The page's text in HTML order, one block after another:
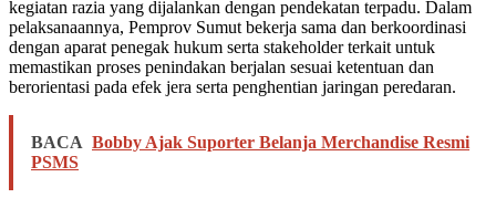
kegiatan razia yang dijalankan dengan pendekatan terpadu. Dalam
pelaksanaannya, Pemprov Sumut bekerja sama dan berkoordinasi
dengan aparat penegak hukum serta stakeholder terkait untuk
memastikan proses penindakan berjalan sesuai ketentuan dan
berorientasi pada efek jera serta penghentian jaringan peredaran.
BACA Bobby Ajak Suporter Belanja Merchandise Resmi
PSMS